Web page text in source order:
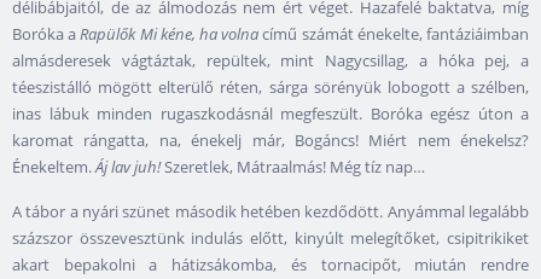
délibábjaitól, de az álmodozás nem ért véget. Hazafelé baktatva, míg
Boróka aRapülők Mi kéne, ha volnacímű számát énekelte, fantáziáimban
almásderesek vágtáztak, repültek, mint Nagycsillag, a hóka pej, a
téeszistálló mögött elterülő réten, sárga sörényük lobogott a szélben,
inas lábuk minden rugaszkodásnál megfeszült. Boróka egész úton a
karomat rángatta, na, énekelj már, Bogáncs! Miért nem énekelsz?
Énekeltem.Áj lav juh!Szeretlek, Mátraalmás! Még tíz nap…
A tábor a nyári szünet második hetében kezdődött. Anyámmal legalább
százszor összevesztünk indulás előtt, kinyúlt melegítőket, csipitrikiket
akart bepakolni a hátizsákomba, és tornacipőt, miután rendre